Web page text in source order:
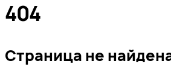
404
Страница не